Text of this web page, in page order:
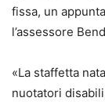
fissa, un
l’assessore
«La staffetta
nuotatori